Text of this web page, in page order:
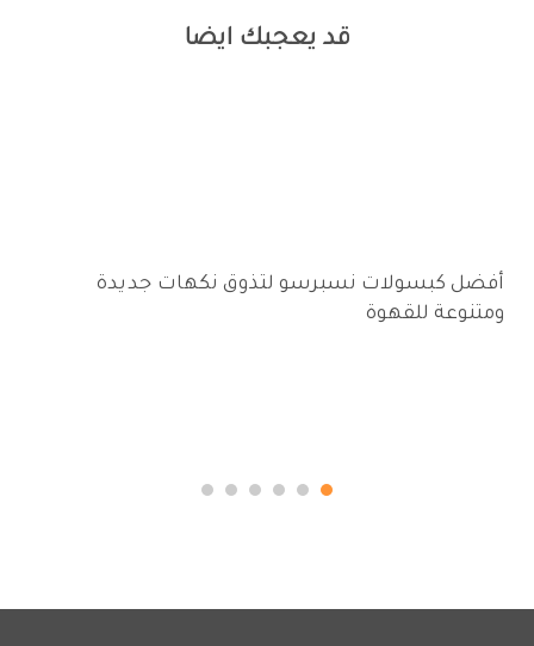
قد يعجبك ايضا
أفضل كبسولات نسبرسو لتذوق نكهات جديدة
ومتنوعة للقهوة